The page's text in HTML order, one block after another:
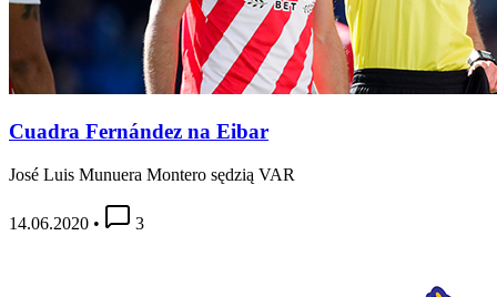
Cuadra Fernández na Eibar
José Luis Munuera Montero sędzią VAR
14.06.2020 • 3